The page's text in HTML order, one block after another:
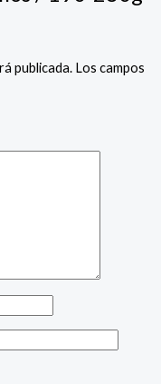
publicada. Los campos